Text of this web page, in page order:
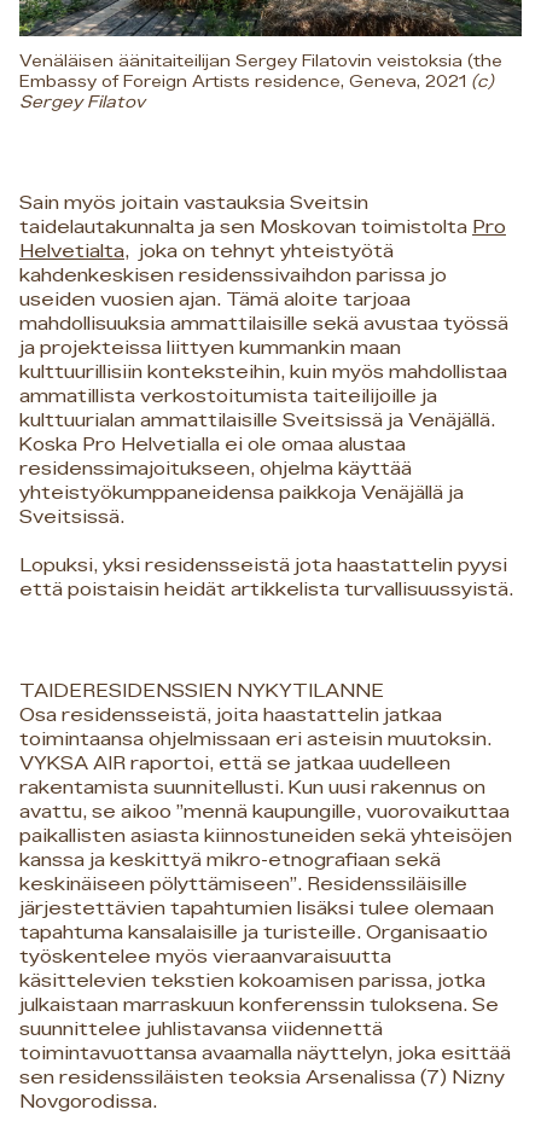
Venäläisen äänitaiteilijan Sergey Filatovin veistoksia (the
Embassy of Foreign Artists residence, Geneva, 2021 (c)
Sergey Filatov
Sain myös joitain vastauksia Sveitsin
taidelautakunnalta ja sen Moskovan toimistolta Pro
Helvetialta, joka on tehnyt yhteistyötä
kahdenkeskisen residenssivaihdon parissa jo
useiden vuosien ajan. Tämä aloite tarjoaa
mahdollisuuksia ammattilaisille sekä avustaa työssä
ja projekteissa liittyen kummankin maan
kulttuurillisiin konteksteihin, kuin myös mahdollistaa
ammatillista verkostoitumista taiteilijoille ja
kulttuurialan ammattilaisille Sveitsissä ja Venäjällä.
Koska Pro Helvetialla ei ole omaa alustaa
residenssimajoitukseen, ohjelma käyttää
yhteistyökumppaneidensa paikkoja Venäjällä ja
Sveitsissä.
Lopuksi, yksi residensseistä jota haastattelin pyysi
että poistaisin heidät artikkelista turvallisuussyistä.
TAIDERESIDENSSIEN NYKYTILANNE
Osa residensseistä, joita haastattelin jatkaa
toimintaansa ohjelmissaan eri asteisin muutoksin.
VYKSA AIR raportoi, että se jatkaa uudelleen
rakentamista suunnitellusti. Kun uusi rakennus on
avattu, se aikoo ”mennä kaupungille, vuorovaikuttaa
paikallisten asiasta kiinnostuneiden sekä yhteisöjen
kanssa ja keskittyä mikro-etnografiaan sekä
keskinäiseen pölyttämiseen”. Residenssiläisille
järjestettävien tapahtumien lisäksi tulee olemaan
tapahtuma kansalaisille ja turisteille. Organisaatio
työskentelee myös vieraanvaraisuutta
käsittelevien tekstien kokoamisen parissa, jotka
julkaistaan marraskuun konferenssin tuloksena. Se
suunnittelee juhlistavansa viidennettä
toimintavuottansa avaamalla näyttelyn, joka esittää
sen residenssiläisten teoksia Arsenalissa (7) Nizny
Novgorodissa.